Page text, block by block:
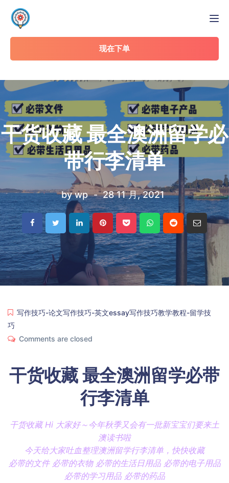
现在下单
干货收藏 最全澳洲留学必
带行李清单
by wp 28 11 月, 2021
写作技巧-论文写作技巧-英文essay写作技巧教学教程-留学技
巧
Comments are closed
干货收藏 最全澳洲留学必带
行李清单
干货收藏 Hi 大家好～今年秋季又会有一批新宝宝们要来土
澳读书啦
今天给大家吐血整理澳洲留学行李清单，快快收藏
必带的文件 必带的衣物 必带的生活日用品 必带的电子用品
必带的学习用品 必带的药品